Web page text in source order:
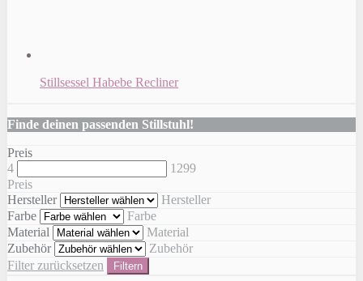
Stillsessel Habebe Recliner
Finde deinen passenden Stillstuhl!
Preis
4
1299
Preis
Hersteller
Hersteller
Farbe
Farbe
Material
Material
Zubehör
Zubehör
Filter zurücksetzen
Filtern